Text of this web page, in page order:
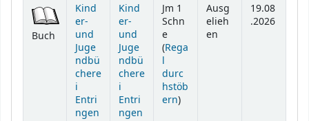
Buch
Kind
er-
und
Juge
ndbü
chere
i
Entri
ngen
Kind
er-
und
Juge
ndbü
chere
i
Entri
ngen
Jm 1
Schn
e
(Rega
l
durc
hstöb
ern(Öffnet sich unterhalb)
)
Ausg
elieh
en
19.08
.2026